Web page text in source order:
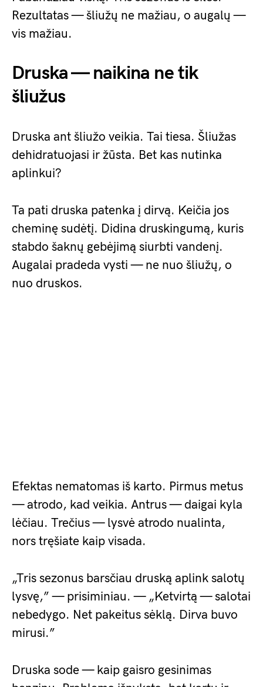
Rezultatas — šliužų ne mažiau, o augalų —
vis mažiau.
Druska — naikina ne tik
šliužus
Druska ant šliužo veikia. Tai tiesa. Šliužas
dehidratuojasi ir žūsta. Bet kas nutinka
aplinkui?
Ta pati druska patenka į dirvą. Keičia jos
cheminę sudėtį. Didina druskingumą, kuris
stabdo šaknų gebėjimą siurbti vandenį.
Augalai pradeda vysti — ne nuo šliužų, o
nuo druskos.
Efektas nematomas iš karto. Pirmus metus
— atrodo, kad veikia. Antrus — daigai kyla
lėčiau. Trečius — lysvė atrodo nualinta,
nors tręšiate kaip visada.
„Tris sezonus barsčiau druską aplink salotų
lysvę,” — prisiminiau. — „Ketvirtą — salotai
nebedygo. Net pakeitus sėklą. Dirva buvo
mirusi.”
Druska sode — kaip gaisro gesinimas